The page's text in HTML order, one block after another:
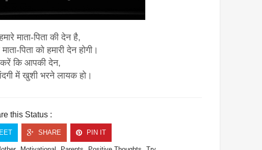
माता-पिता की देन है,
पिता को हमारी देन होगी।
कि आपकी देन,
में खुशी भरने लायक हो।
this Status :
SHARE PIN IT